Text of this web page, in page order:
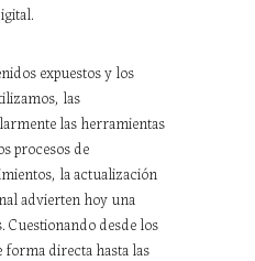
expuestos y los
las
las herramientas
procesos de
la actualización
advierten hoy una
desde los
directa hasta las